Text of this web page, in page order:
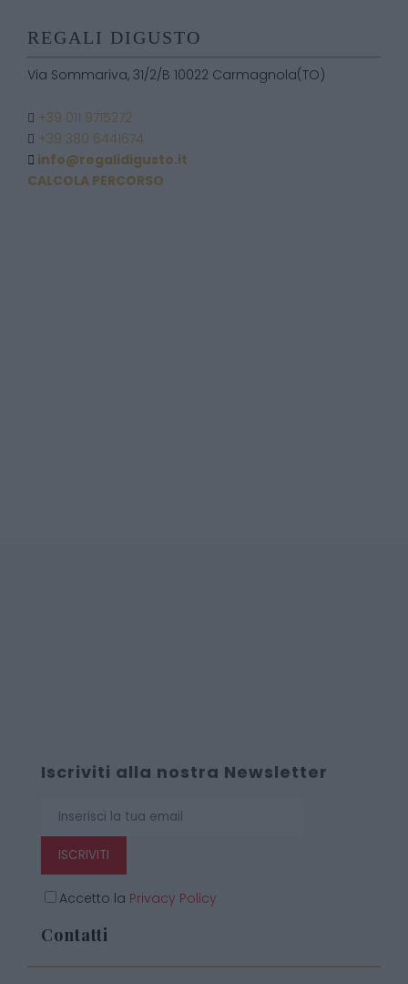
REGALI DIGUSTO
Via Sommariva, 31/2/B 10022 Carmagnola(TO)
+39 011 9715272
+39 380 6441674
info@regalidigusto.it
CALCOLA PERCORSO
Iscriviti alla nostra Newsletter
ISCRIVITI
Accetto la Privacy Policy
Contatti